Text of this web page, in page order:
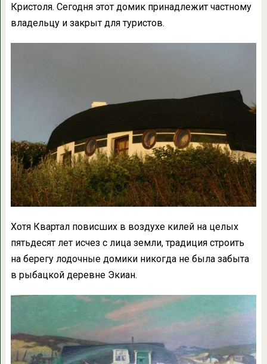
Кристоля. Сегодня этот домик принадлежит частному
владельцу и закрыт для туристов.
Хотя Квартал повисших в воздухе килей на целых
пятьдесят лет исчез с лица земли, традиция строить
на берегу лодочные домики никогда не была забыта
в рыбацкой деревне Экиан.